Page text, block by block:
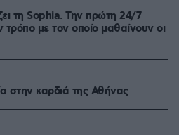
τη Sophia. Την πρώτη 24/7
με τον οποίο μαθαίνουν οι
στην καρδιά της Αθήνας